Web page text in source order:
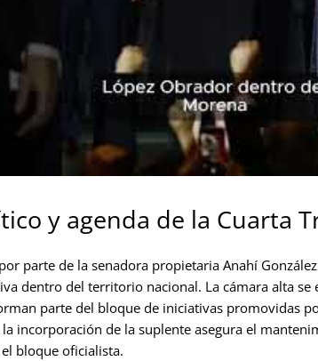
y agenda de la Cuarta
parte de la senadora propietaria Anahí
dentro del territorio nacional. La cámara alta
parte del bloque de iniciativas promovidas
la incorporación de la suplente asegura el
bloque oficialista.